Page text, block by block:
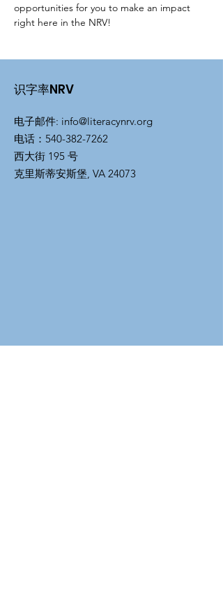
opportunities for you to make an impact
right here in the NRV!
识字率NRV
电子邮件: info@literacynrv.org
电话 ：540-382-7262
西大街 195 号
克里斯蒂安斯堡, VA 24073